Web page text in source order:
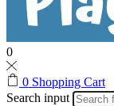
0
0 Shopping Cart
Search input